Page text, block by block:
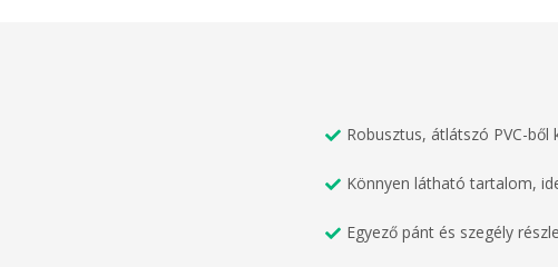
Robusztus, átlátszó PVC-ből
Könnyen látható tartalom,
Egyező pánt és szegély